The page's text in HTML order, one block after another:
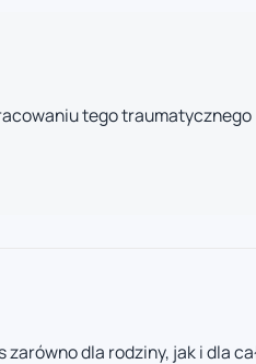
tego traumatycznego
dla rodziny, jak i dla